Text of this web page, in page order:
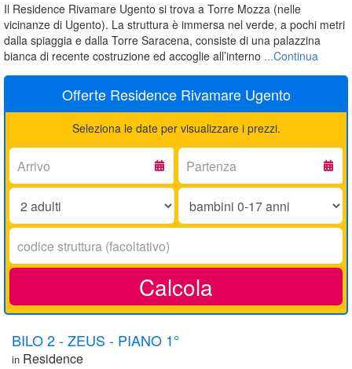
Il Residence Rivamare Ugento si trova a Torre Mozza (nelle
vicinanze di Ugento). La struttura è immersa nel verde, a pochi metri
dalla spiaggia e dalla Torre Saracena, consiste di una palazzina
bianca di recente costruzione ed accoglie all’interno ...Continua
Offerte Residence Rivamare Ugento
Seleziona le date per visualizzare i prezzi.
Arrivo:
Partenza:
Adulti:
Bambini
17
Codice
struttura:
Calcola
BILO 2 - ZEUS - PIANO 1°
in Residence